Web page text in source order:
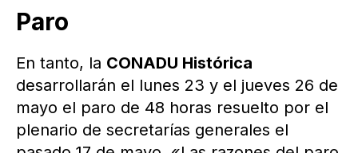
Paro
En tanto, la CONADU Histórica
desarrollarán el lunes 23 y el jueves 26 de
mayo el paro de 48 horas resuelto por el
plenario de secretarías generales el